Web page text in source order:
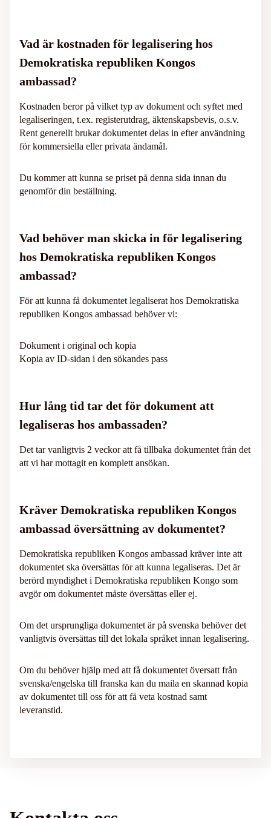
Vad är kostnaden för legalisering hos
Demokratiska republiken Kongos
ambassad?
Kostnaden beror på vilket typ av dokument och syftet med
legaliseringen, t.ex. registerutdrag, äktenskapsbevis, o.s.v.
Rent generellt brukar dokumentet delas in efter användning
för kommersiella eller privata ändamål.
Du kommer att kunna se priset på denna sida innan du
genomför din beställning.
Vad behöver man skicka in för legalisering
hos Demokratiska republiken Kongos
ambassad?
För att kunna få dokumentet legaliserat hos Demokratiska
republiken Kongos ambassad behöver vi:
Dokument i original och kopia
Kopia av ID-sidan i den sökandes pass
Hur lång tid tar det för dokument att
legaliseras hos ambassaden?
Det tar vanligtvis 2 veckor att få tillbaka dokumentet från det
att vi har mottagit en komplett ansökan.
Kräver Demokratiska republiken Kongos
ambassad översättning av dokumentet?
Demokratiska republiken Kongos ambassad kräver inte att
dokumentet ska översättas för att kunna legaliseras. Det är
berörd myndighet i Demokratiska republiken Kongo som
avgör om dokumentet måste översättas eller ej.
Om det ursprungliga dokumentet är på svenska behöver det
vanligtvis översättas till det lokala språket innan legalisering.
Om du behöver hjälp med att få dokumentet översatt från
svenska/engelska till franska kan du maila en skannad kopia
av dokumentet till oss för att få veta kostnad samt
leveranstid.